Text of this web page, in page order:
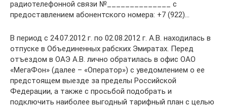
радиотелефонной связи №______________ с
предоставлением абонентского номера: +7 (922)…
В период с 24.07.2012 г. по 02.08.2012 г. А.В. находилась в
отпуске в Объединенных рабских Эмиратах. Перед
отъездом в ОАЭ А.В. лично обратилась в офис ОАО
«МегаФон» (далее – «Оператор») с уведомлением о ее
предстоящем выезде за пределы Российской
Федерации, а также с просьбой подобрать и
подключить наиболее выгодный тарифный план с целью